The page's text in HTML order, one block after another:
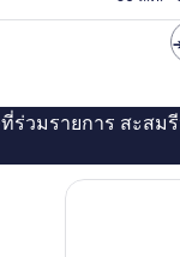
วมรายการ สะสม